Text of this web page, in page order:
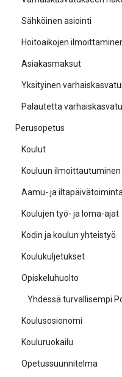
Sähköinen asiointi
Hoitoaikojen
Asiakasmaksut
Yksityinen
Palautetta
Perusopetus
Koulut
Kouluun ilmoittautuminen
Aamu- ja iltapäivätoiminta
Koulujen työ- ja loma-ajat
Kodin ja koulun yhteistyö
Koulukuljetukset
Opiskeluhuolto
Yhdessä turvallisempi
Koulusosionomi
Kouluruokailu
Opetussuunnitelma